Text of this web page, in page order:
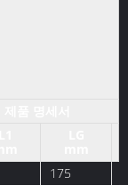
175